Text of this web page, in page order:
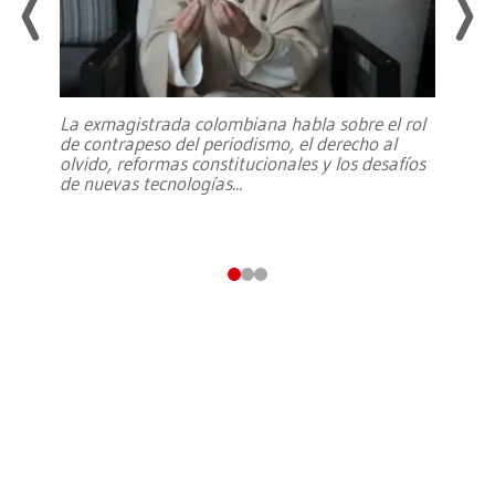
La exmagistrada colombiana habla sobre el rol
de contrapeso del periodismo, el derecho al
olvido, reformas constitucionales y los desafíos
de nuevas tecnologías...